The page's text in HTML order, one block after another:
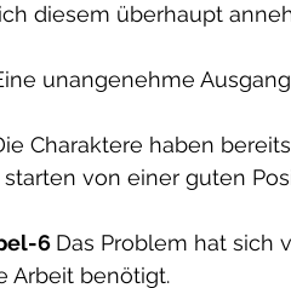
diesem überhaupt
unangenehme
Charaktere haben
von einer guten
6 Das Problem hat sich
Arbeit benötigt.